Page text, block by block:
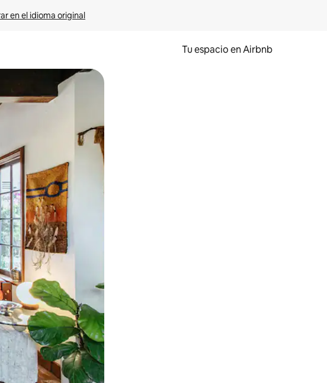
en el idioma original
Tu espacio en Airbnb
abajo, o bien tocando y deslizando la pantalla.